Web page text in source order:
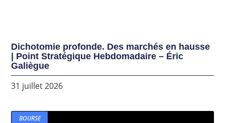
Dichotomie profonde. Des marchés en hausse
| Point Stratégique Hebdomadaire – Éric
Galiègue
31 juillet 2026
BOURSE